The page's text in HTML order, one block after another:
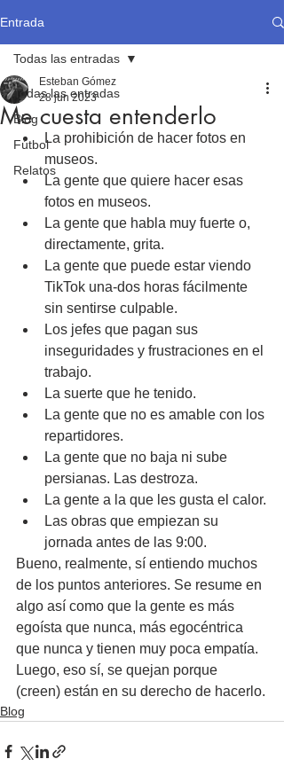
Entrada
Todas las entradas
Blog
Fútbol
Relatos
Todas las entradas
Me cuesta entenderlo
Esteban Gómez
28 jun 2023
La prohibición de hacer fotos en
museos.
La gente que quiere hacer esas
fotos en museos.
La gente que habla muy fuerte o,
directamente, grita.
La gente que puede estar viendo
TikTok una-dos horas fácilmente
sin sentirse culpable.
Los jefes que pagan sus
inseguridades y frustraciones en el
trabajo.
La suerte que he tenido.
La gente que no es amable con los
repartidores.
La gente que no baja ni sube
persianas. Las destroza.
La gente a la que les gusta el calor.
Las obras que empiezan su
jornada antes de las 9:00.
Bueno, realmente, sí entiendo muchos
de los puntos anteriores. Se resume en
algo así como que la gente es más
egoísta que nunca, más egocéntrica
que nunca y tienen muy poca empatía.
Luego, eso sí, se quejan porque
(creen) están en su derecho de hacerlo.
Blog